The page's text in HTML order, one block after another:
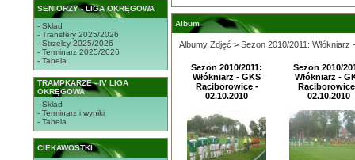
SENIORZY - LIGA OKRĘGOWA
- Skład
- Transfery 2025/2026
- Strzelcy 2025/2026
- Terminarz 2025/2026
- Tabela
TRAMPKARZE - IV LIGA
OKRĘGOWA
- Skład
- Terminarz i wyniki
- Tabela
CIEKAWOSTKI
Album
Albumy Zdjęć > Sezon 2010/2011:
Sezon 2010/2011:
Włókniarz - GKS
Raciborowice -
02.10.2010
Sezon 2010/
Włókniarz -
02.10.2010